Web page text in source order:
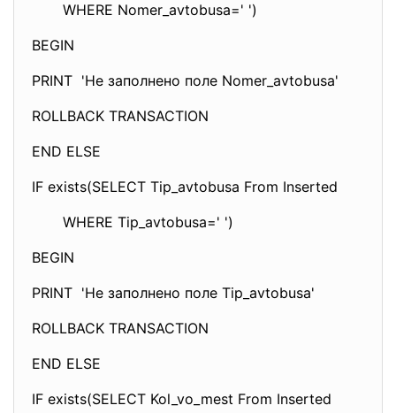
WHERE Nomer_avtobusa=' ')
BEGIN
PRINT 'Не заполнено поле Nomer_avtobusa'
ROLLBACK TRANSACTION
END ELSE
IF exists(SELECT Tip_avtobusa From Inserted
WHERE Tip_avtobusa=' ')
BEGIN
PRINT 'Не заполнено поле Tip_avtobusa'
ROLLBACK TRANSACTION
END ELSE
IF exists(SELECT Kol_vo_mest From Inserted